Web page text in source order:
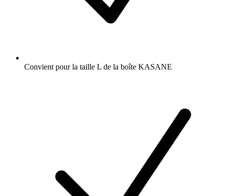
Convient pour la taille L de la boîte KASANE